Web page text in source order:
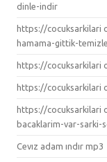
dinle-indir
https://cocuksarkilari
hamama-gittik-
https://cocuksarkilari
https://cocuksarkilari
https://cocuksarkilari
bacaklarim-var-sarki-
Cevız adam ındır mp3